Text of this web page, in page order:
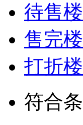
待售
售完
打折
符合